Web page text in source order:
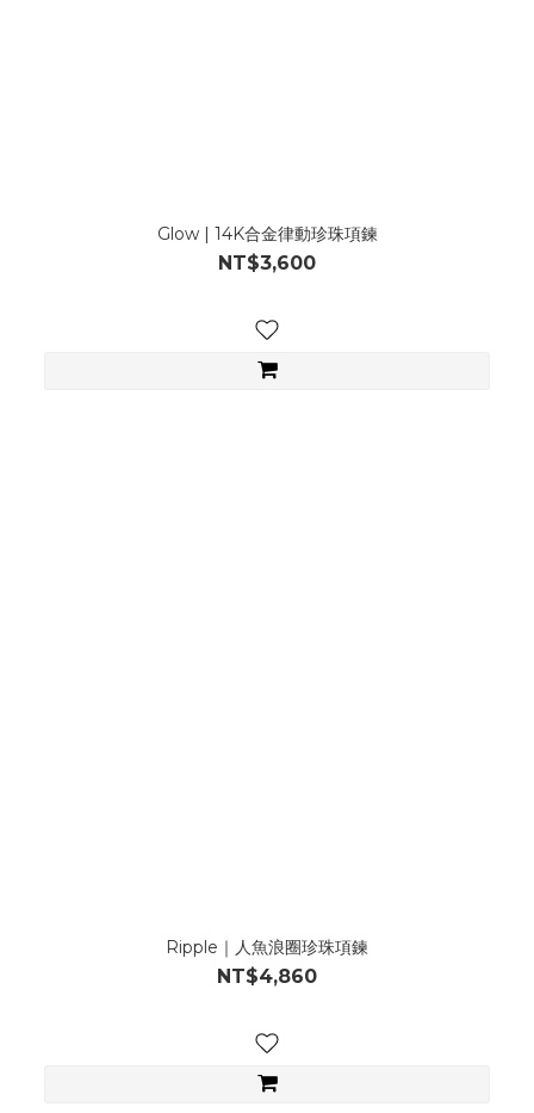
Glow | 14K合金律動珍珠項鍊
NT$3,600
Ripple｜人魚浪圈珍珠項鍊
NT$4,860